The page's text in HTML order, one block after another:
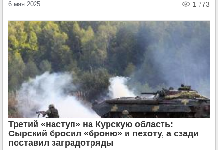
6 мая 2025 1 773
Третий «наступ» на Курскую область:
Сырский бросил «броню» и пехоту, а сзади
поставил заградотряды